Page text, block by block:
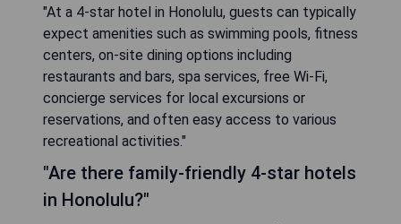
"At a 4-star hotel in Honolulu, guests can typically
expect amenities such as swimming pools, fitness
centers, on-site dining options including
restaurants and bars, spa services, free Wi-Fi,
concierge services for local excursions or
reservations, and often easy access to various
recreational activities."
"Are there family-friendly 4-star hotels
in Honolulu?"